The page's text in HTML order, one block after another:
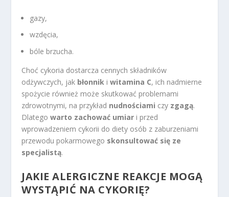
gazy,
wzdęcia,
bóle brzucha.
Choć cykoria dostarcza cennych składników
odżywczych, jak błonnik iwitamina C, ich nadmierne
spożycie również może skutkować problemami
zdrowotnymi, na przykład nudnościami czy zgagą.
Dlategowarto zachować umiar i przed
wprowadzeniem cykorii do diety osób z zaburzeniami
przewodu pokarmowego skonsultować się ze
specjalistą.
JAKIE ALERGICZNE REAKCJE MOGĄ
WYSTĄPIĆ NA CYKORIĘ?